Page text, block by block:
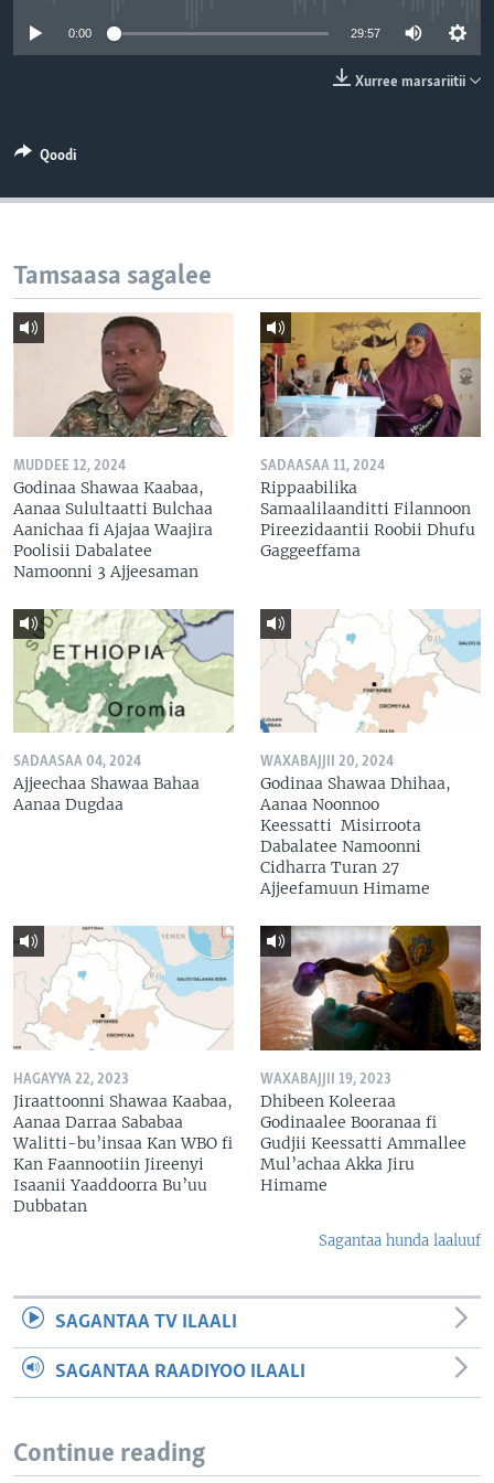
0:00 29:57
Xurree marsariitii
Qoodi
Tamsaasa sagalee
MUDDEE 12, 2024
Godinaa Shawaa Kaabaa,
Aanaa Sulultaatti Bulchaa
Aanichaa fi Ajajaa Waajira
Poolisii Dabalatee
Namoonni 3 Ajjeesaman
SADAASAA 11, 2024
Rippaabilika
Samaalilaanditti Filannoon
Pireezidaantii Roobii Dhufu
Gaggeeffama
SADAASAA 04, 2024
Ajjeechaa Shawaa Bahaa
Aanaa Dugdaa
WAXABAJJII 20, 2024
Godinaa Shawaa Dhihaa,
Aanaa Noonnoo
Keessatti Misirroota
Dabalatee Namoonni
Cidharra Turan 27
Ajjeefamuun Himame
HAGAYYA 22, 2023
Jiraattoonni Shawaa Kaabaa,
Aanaa Darraa Sababaa
Walitti-bu’insaa Kan WBO fi
Kan Faannootiin Jireenyi
Isaanii Yaaddoorra Bu’uu
Dubbatan
WAXABAJJII 19, 2023
Dhibeen Koleeraa
Godinaalee Booranaa fi
Gudjii Keessatti Ammallee
Mul’achaa Akka Jiru
Himame
Sagantaa hunda laaluuf
SAGANTAA TV ILAALI
SAGANTAA RAADIYOO ILAALI
Continue reading